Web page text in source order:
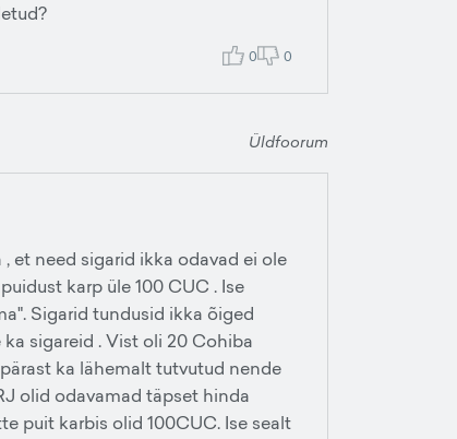
0 0
Üldfoorum
et need sigarid ikka odavad ei ole
karp üle 100 CUC . Ise
Sigarid tundusid ikka õiged
sigareid . Vist oli 20 Cohiba
ka lähemalt tutvutud nende
olid odavamad täpset hinda
puit karbis olid 100CUC. Ise sealt